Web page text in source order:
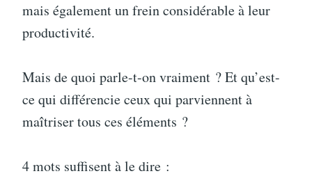
mais également un frein considérable à leur
productivité.
Mais de quoi parle-t-on vraiment ? Et qu’est-
ce qui différencie ceux qui parviennent à
maîtriser tous ces éléments ?
4 mots suffisent à le dire :